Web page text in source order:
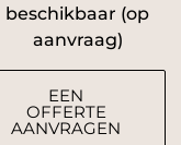
beschikbaar (op
aanvraag)
EEN
OFFERTE
AANVRAGEN